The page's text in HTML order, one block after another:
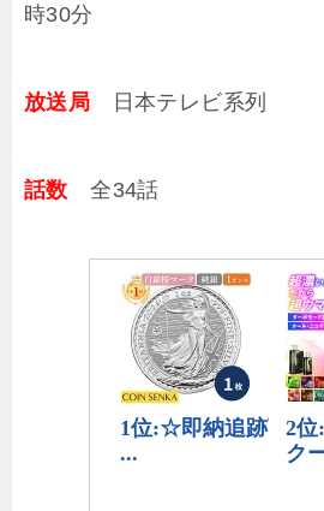
時30分
放送局 日本テレビ系列
話数 全34話